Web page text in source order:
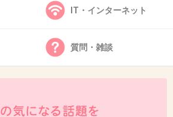
しか経験できない青春らし
ちです。
IT・インターネット
質問・雑談